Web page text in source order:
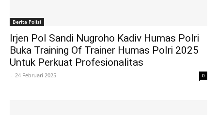
Berita Polisi
Irjen Pol Sandi Nugroho Kadiv Humas Polri
Buka Training Of Trainer Humas Polri 2025
Untuk Perkuat Profesionalitas
- 24 Februari 2025 0